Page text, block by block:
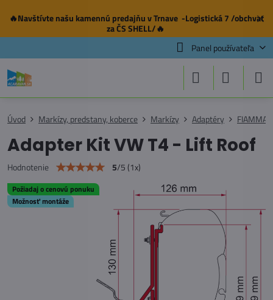
✕
🔥Navštívte našu kamennú predajňuv Trnave -Logistická 7 /obchvat
za ČS SHELL/🔥
Panel používateľa
Požiadaj o cenovú ponuku
Možnosť montáže
Úvod Markízy, predstany, koberce Markízy Adaptéry FIAMMA
Adapter Kit VW T4 - Lift Roof
Hodnotenie 5/5(1x)